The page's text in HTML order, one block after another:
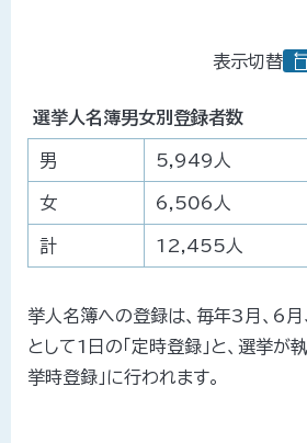
表
み
の
表示切替
選挙人名簿男女別登録者数
男 5,949人
女 6,506人
計 12,455人
挙人名簿への登録は、毎年3月、6
として1日の「定時登録」と、選挙が
挙時登録」に行われます。